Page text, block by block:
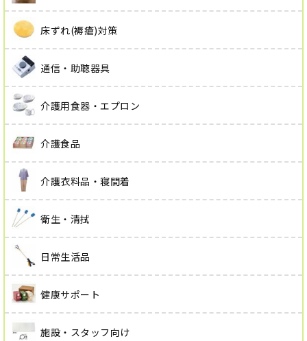
床ずれ(褥瘡)対策
通信・助聴器具
介護用食器・エプロン
介護食品
介護衣料品・寝間着
衛生・清拭
日常生活品
健康サポート
施設・スタッフ向け